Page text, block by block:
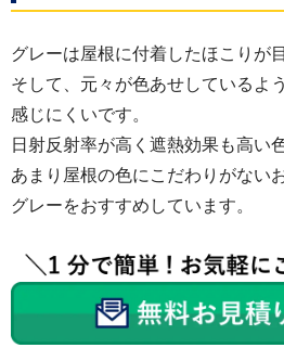
グレーは屋根に付着したほこりが
そして、元々が色あせしているよ
感じにくいです。
日射反射率が高く遮熱効果も高い
あまり屋根の色にこだわりがない
グレーをおすすめしています。